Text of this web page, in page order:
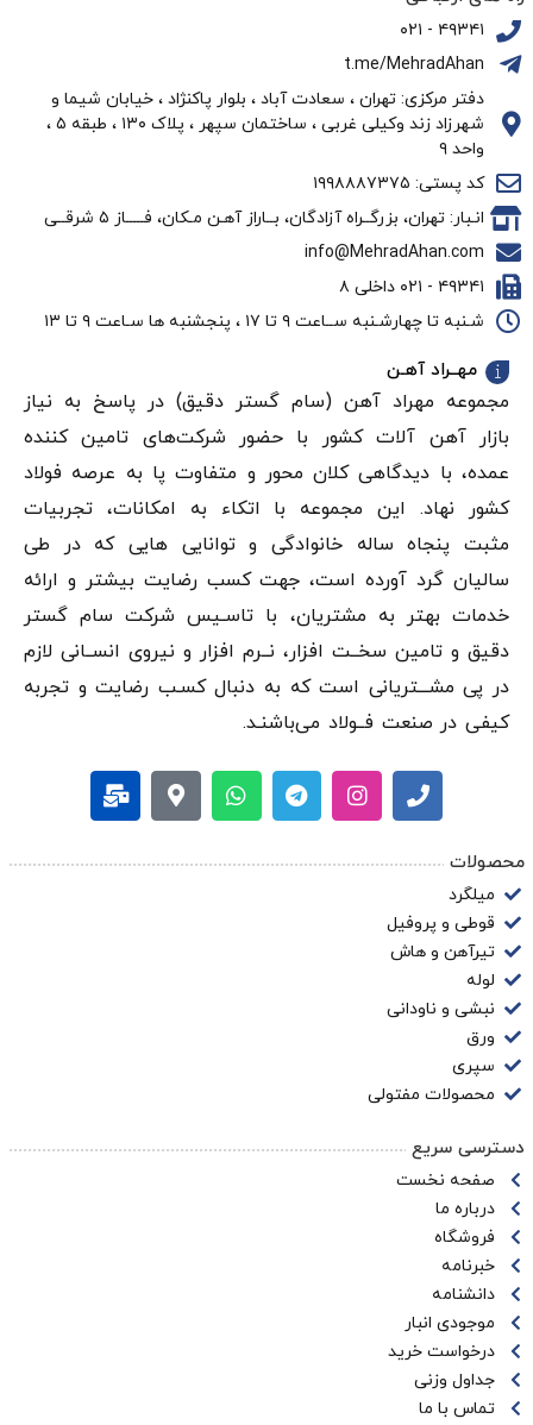
۴۹۳۴۱ - ۰۲۱
t.me/MehradAhan
دفتر مرکزی: تهران ، سعادت آباد ، بلوار پاکنژاد ، خیابان شیما و
شهرزاد زند وکیلی غربی ، ساختمان سپهر ، پلاک ۱۳۰ ، طبقه ۵ ،
واحد ۹
کد پستی: ۱۹۹۸۸۸۷۳۷۵
انـبار: تهران، بزرگــراه آزادگان، بــاراز آهـن مـکان، فـــــاز ۵ شرقــی
info@MehradAhan.com
۴۹۳۴۱ - ۰۲۱ داخلی ۸
شـنبه تا چهارشـنبه ســاعت ۹ تا ۱۷ ، پنجشنبه ها سـاعت ۹ تا ۱۳
مهــراد آهـن
مجموعه مهراد آهن (سام گستر دقيق) در پاسخ به نیاز
بازار آهن‌ آلات کشور با حضور شرکت‌های تامین کننده
عمده، با دیدگاهی کلان محور و متفاوت پا به عرصه فولاد
کشور نهاد. این مجموعه با اتکاء به امکانات، تجربیات
مثبت پنجاه ساله خانوادگی و توانایی هایی که در طی
سالیان گرد آورده است، جهت کسب رضایت بیشتر و ارائه
خدمات بهتر به مشتریان، با تاسـیس شرکت سام گستر
دقيق و تامین سخــت افزار، نــرم افزار و نیروی انســانی لازم
در پی مشـــتریانی است که به دنبال کسـب رضایت و تجربه
کیفی در صنعت فــولاد می‌باشنـد.
محصولات
میلگرد
قوطی و پروفیل
تیرآهن و هاش
لوله
نبشی و ناودانی
ورق
سپری
محصولات مفتولی
دسترسی سریع
صفحه نخست
درباره ما
فروشگاه
خبرنامه
دانشنامه
موجودی انبار
درخواست خرید
جداول وزنی
تماس با ما